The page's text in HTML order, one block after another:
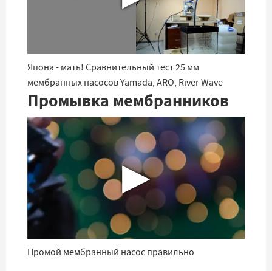
Япона - мать! Сравнительный тест 25 мм
мембранных насосов Yamada, ARO, River Wave
Промывка мембранников
▶
Промой мембранный насос правильно